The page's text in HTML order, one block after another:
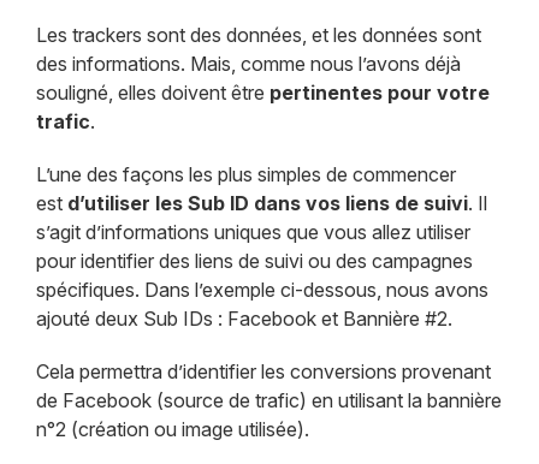
Les trackers sont des données, et les données sont
des informations. Mais, comme nous l’avons déjà
souligné, elles doivent être pertinentes pour votre
trafic.
L’une des façons les plus simples de commencer
est d’utiliser les Sub ID dans vos liens de suivi. Il
s’agit d’informations uniques que vous allez utiliser
pour identifier des liens de suivi ou des campagnes
spécifiques. Dans l’exemple ci-dessous, nous avons
ajouté deux Sub IDs : Facebook et Bannière #2.
Cela permettra d’identifier les conversions provenant
de Facebook (source de trafic) en utilisant la bannière
n°2 (création ou image utilisée).​